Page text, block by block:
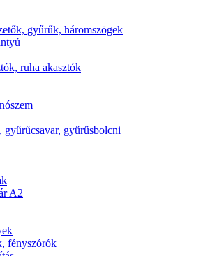
gyűrűk, háromszögek
ruha akasztók
gyűrűcsavar, gyűrűsbolcni
A2
fényszórók